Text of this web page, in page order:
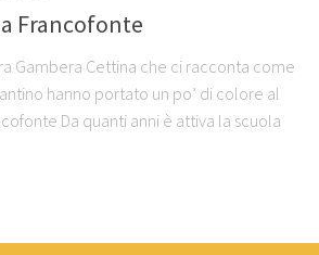
Francofonte
Gambera Cettina che ci racconta come
hanno portato un po’ di colore al
Da quanti anni è attiva la scuola